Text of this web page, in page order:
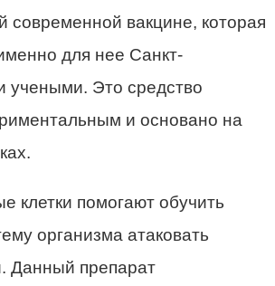
современной вакцине, которая
для нее Санкт-
учеными. Это средство
и основано на
клетки помогают обучить
организма атаковать
Данный препарат